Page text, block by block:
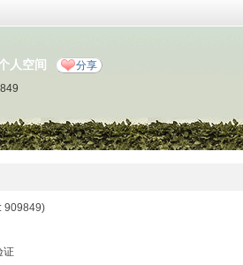
人空间 分享
909849)
证